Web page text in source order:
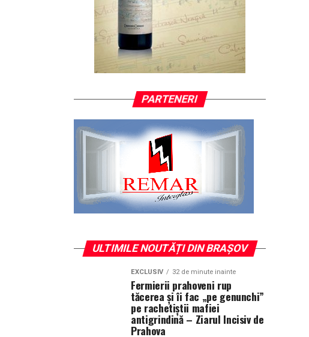
PARTENERI
ULTIMILE NOUTĂȚI DIN BRAȘOV
EXCLUSIV 32 de minute inainte
Fermierii prahoveni rup
tăcerea și îi fac „pe genunchi”
pe rachetiștii mafiei
antigrindină – Ziarul Incisiv de
Prahova